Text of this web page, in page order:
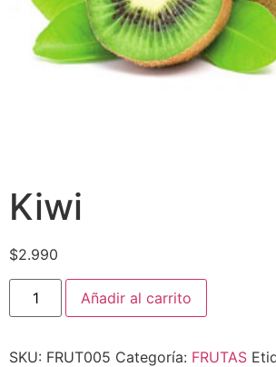
Kiwi
$2.990
Añadir al carrito
SKU: FRUT005 Categoría: FRUTAS